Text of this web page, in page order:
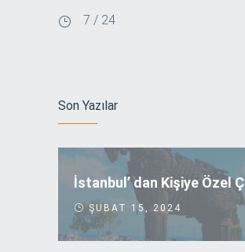
7 / 24
Son Yazılar
ŞUBAT 15, 2024